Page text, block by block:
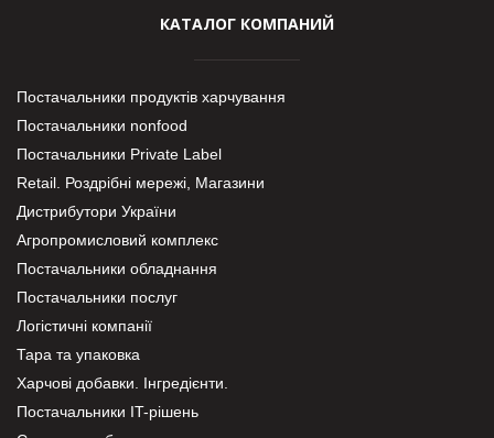
КАТАЛОГ КОМПАНИЙ
Постачальники продуктів харчування
Постачальники nonfood
Постачальники Private Label
Retail. Роздрібні мережі, Магазини
Дистрибутори України
Агропромисловий комплекс
Постачальники обладнання
Постачальники послуг
Логістичні компанії
Тара та упаковка
Харчові добавки. Інгредієнти.
Постачальники IT-рішень